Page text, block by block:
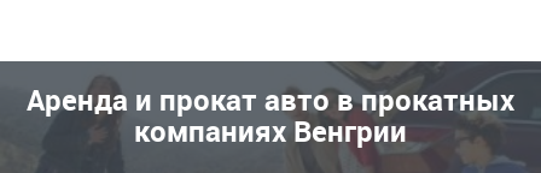
Аренда и прокат авто в прокатных
компаниях Венгрии